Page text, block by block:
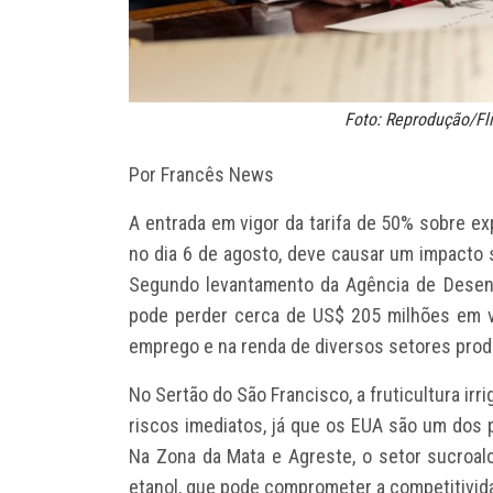
Foto: Reprodução/
Por Francês News
A entrada em vigor da tarifa de 50% sobre
no dia 6 de agosto, deve causar um
Segundo levantamento da Agência de
pode perder cerca de US$ 205 milhões
emprego e na renda de diversos setores
No Sertão do São Francisco, a fruticultura
riscos imediatos, já que os EUA são um
Na Zona da Mata e Agreste, o setor
etanol, que pode comprometer a